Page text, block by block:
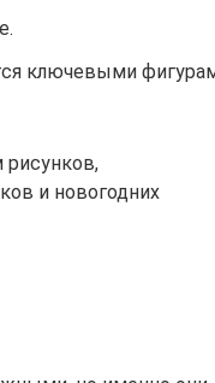
ключевыми
и новогодних